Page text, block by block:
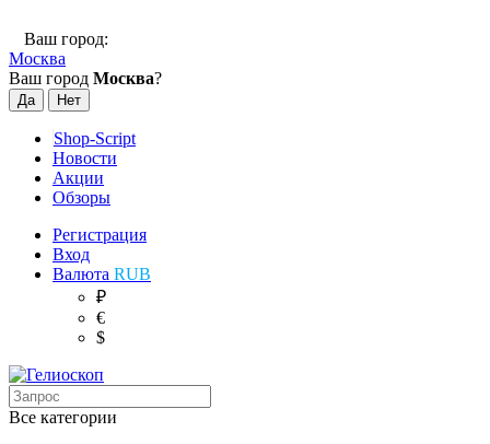
Ваш город:
Москва
Ваш город Москва?
Shop-Script
Новости
Акции
Обзоры
Регистрация
Вход
Валюта RUB
₽
€
$
Все категории